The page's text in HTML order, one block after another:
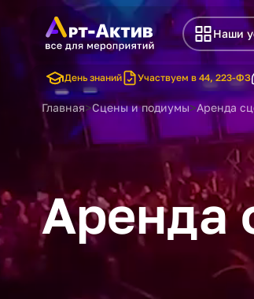
Наши
День знаний Участвуем в 44, 223-ФЗ
Главная>Сцены и подиумы>Аренда
Аренда